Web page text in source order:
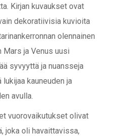
Kirjan kuvaukset ovat
dekoratiivisia kuvioita
olennainen
Mars ja Venus uusi
syvyyttä ja nuansseja
lukijaa kauneuden ja
avulla.
vuorovaikutukset olivat
joka oli havaittavissa,